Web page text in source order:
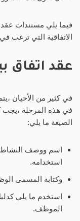
فيما يلي مستندات عقد
الاتفاقية التي ترغب في
عقد اتفاق
في كثير من الأحيان
في هذه المرحلة
الصيغة ما يلي:
اسم ووصف النشاط
استخدامه.
وكتابة المسمى
استخدم ما يلي
الموظف.